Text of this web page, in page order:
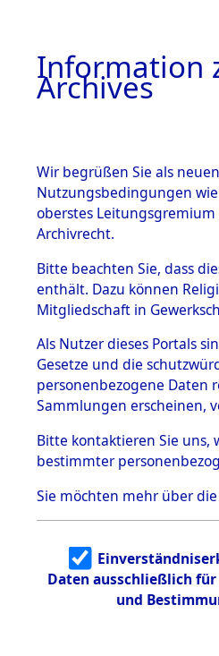
BESTÄNDE
1.
mente
5. Verschiedenes
5.3
Todesmärsche
5.3.1 Alliierte
Erhebungen
zu
Todesmärsch
en
5.3.2
Identifizierun
g
5.3.3
Todesmärsch
Information
Archives
Wir begrüßen Sie als
Nutzungsbedingungen
oberstes
Archivrecht.
Bitte beachten Sie, dass
enthält. Dazu können
Mitgliedschaft in
Als Nutzer dieses Portals
Gesetze und die
personenbezogene Daten
Sammlungen erscheinen,
Bitte kontaktieren Sie uns,
bestimmter
Sie möchten mehr über
Daten ausschließlich
und